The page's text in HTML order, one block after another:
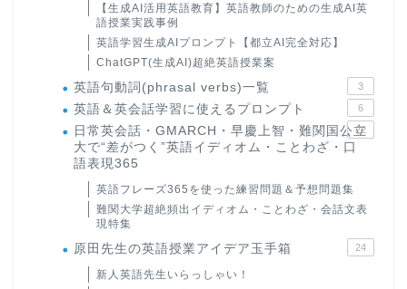
【生成AI活用英語教育】英語教師のための生成AI英
語授業実践事例
英語学習生成AIプロンプト【都立AI完全対応】
ChatGPT(生成AI)超絶英語授業案
英語句動詞(phrasal verbs)一覧 3
英語＆英会話学習に使えるプロンプト 6
日常英会話・GMARCH・早慶上智・難関国公立
大で“差がつく”英語イディオム・ことわざ・口
語表現365
22
英語フレーズ365を使った練習問題＆予想問題集
難関大学超絶頻出イディオム・ことわざ・会話文表
現特集
原田先生の英語授業アイデア玉手箱 24
新人英語先生いらっしゃい！